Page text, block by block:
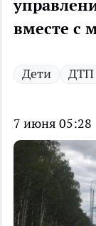
вместе с
Дети ДТП
7 июня 05:28